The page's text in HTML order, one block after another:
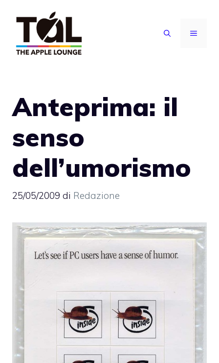
contenuto
MENU
Anteprima: il
senso
dell’umorismo
25/05/2009 di Redazione